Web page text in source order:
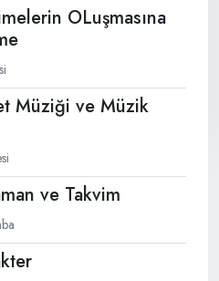
OLuşmasına
Müziği ve Müzik
ve Takvim